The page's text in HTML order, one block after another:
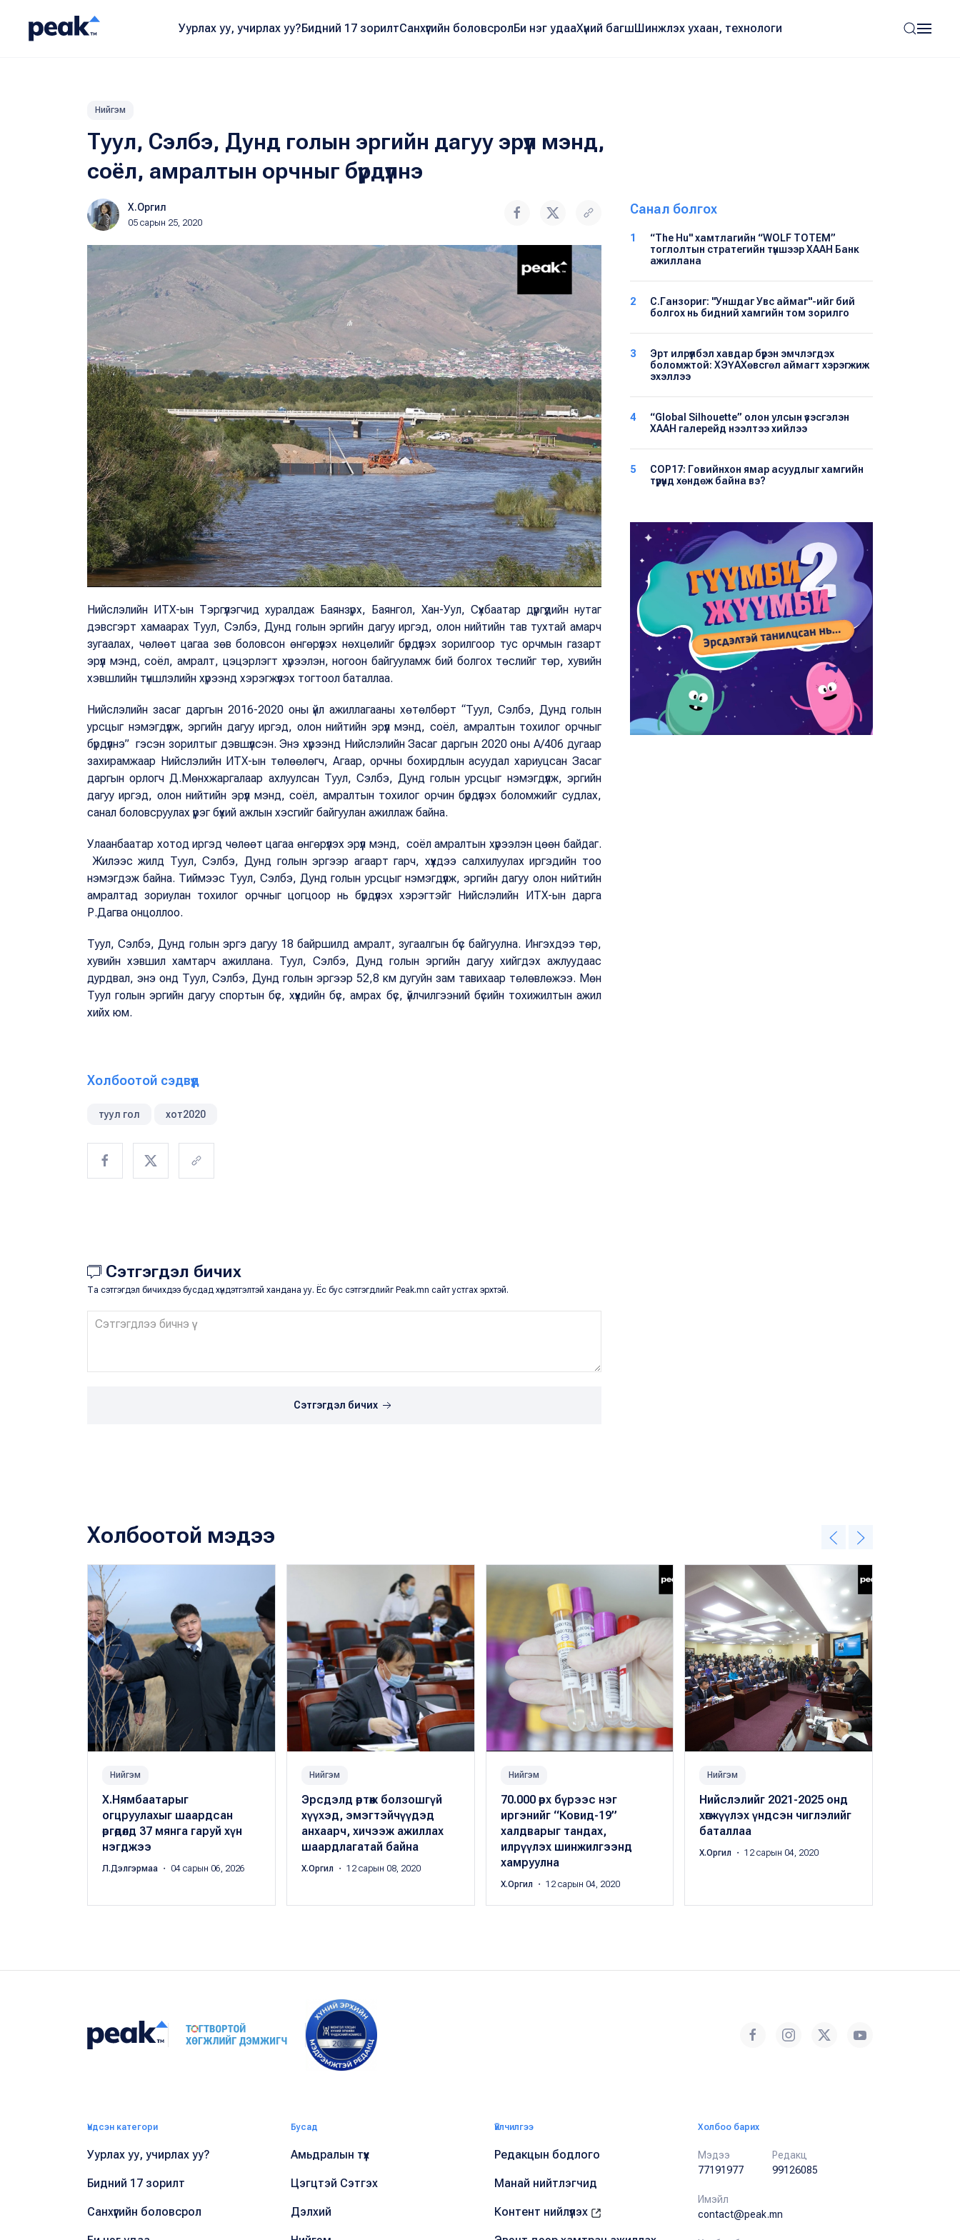
Уурлах уу, учирлах уу?Бидний 17 зорилтСанхүүгийн боловсролБи нэг удааХүний багшШинжлэх ухаан, технологи
Нийгэм
Туул, Сэлбэ, Дунд голын эргийн дагуу эрүүл мэнд,
соёл, амралтын орчныг бүрдүүлнэ
Х.Оргил
05 сарын 25, 2020
Нийслэлийн ИТХ-ын Тэргүүлэгчид хуралдаж Баянзүрх, Баянгол, Хан-Уул, Сүхбаатар дүүргүүдийн нутаг
дэвсгэрт хамаарах Туул, Сэлбэ, Дунд голын эргийн дагуу иргэд, олон нийтийн тав тухтай амарч
зугаалах, чөлөөт цагаа зөв боловсон өнгөрүүлэх нөхцөлийг бүрдүүлэх зорилгоор тус орчмын газарт
эрүүл мэнд, соёл, амралт, цэцэрлэгт хүрээлэн, ногоон байгууламж бий болгох төслийг төр, хувийн
хэвшлийн түншлэлийн хүрээнд хэрэгжүүлэх тогтоол баталлаа.
Нийслэлийн засаг даргын 2016-2020 оны үйл ажиллагааны хөтөлбөрт “Туул, Сэлбэ, Дунд голын
урсцыг нэмэгдүүлж, эргийн дагуу иргэд, олон нийтийн эрүүл мэнд, соёл, амралтын тохилог орчныг
бүрдүүлнэ” гэсэн зорилтыг дэвшүүлсэн. Энэ хүрээнд Нийслэлийн Засаг даргын 2020 оны А/406 дугаар
захирамжаар Нийслэлийн ИТХ-ын төлөөлөгч, Агаар, орчны бохирдлын асуудал хариуцсан Засаг
даргын орлогч Д.Мөнхжаргалаар ахлуулсан Туул, Сэлбэ, Дунд голын урсцыг нэмэгдүүлж, эргийн
дагуу иргэд, олон нийтийн эрүүл мэнд, соёл, амралтын тохилог орчин бүрдүүлэх боломжийг судлах,
санал боловсруулах үүрэг бүхий ажлын хэсгийг байгуулан ажиллаж байна.
Улаанбаатар хотод иргэд чөлөөт цагаа өнгөрүүлэх эрүүл мэнд, соёл амралтын хүрээлэн цөөн байдаг.
Жилээс жилд Туул, Сэлбэ, Дунд голын эргээр агаарт гарч, хүүхдээ салхилуулах иргэдийн тоо
нэмэгдэж байна. Тиймээс Туул, Сэлбэ, Дунд голын урсцыг нэмэгдүүлж, эргийн дагуу олон нийтийн
амралтад зориулан тохилог орчныг цогцоор нь бүрдүүлэх хэрэгтэйг Нийслэлийн ИТХ-ын дарга
Р.Дагва онцоллоо.
Туул, Сэлбэ, Дунд голын эргэ дагуу 18 байршилд амралт, зугаалгын бүс байгуулна. Ингэхдээ төр,
хувийн хэвшил хамтарч ажиллана. Туул, Сэлбэ, Дунд голын эргийн дагуу хийгдэх ажлуудаас
дурдвал, энэ онд Туул, Сэлбэ, Дунд голын эргээр 52,8 км дугуйн зам тавихаар төлөвлөжээ. Мөн
Туул голын эргийн дагуу спортын бүс, хүүхдийн бүс, амрах бүс, үйлчилгээний бүсийн тохижилтын ажил
хийх юм.
Холбоотой сэдвүүд
туул гол хот2020
Сэтгэгдэл бичих
Та сэтгэгдэл бичихдээ бусдад хүндэтгэлтэй хандана уу. Ёс бус сэтгэгдлийг Peak.mn сайт устгах эрхтэй.
Сэтгэгдэл бичих
Санал болгох
1
“The Hu" хамтлагийн “WOLF TOTEM”
тоглолтын стратегийн түншээр ХААН Банк
ажиллана
2
С.Ганзориг: "Уншдаг Увс аймаг"-ийг бий
болгох нь бидний хамгийн том зорилго
3
Эрт илрүүлбэл хавдар бүрэн эмчлэгдэх
боломжтой: ХЭҮА​Хөвсгөл аймагт хэрэгжиж
эхэллээ
4
“Global Silhouette” олон улсын үзэсгэлэн
ХААН галерейд нээлтээ хийлээ
5
COP17: Говийнхон ямар асуудлыг хамгийн
түрүүнд хөндөж байна вэ?
Холбоотой мэдээ
Нийгэм
Х.Нямбаатарыг
огцруулахыг шаардсан
өргөдөлд 37 мянга гаруй хүн
нэгджээ
Л.Дэлгэрмаа ・ 04 сарын 06, 2026
Нийгэм
Эрсдэлд өртөж болзошгүй
хүүхэд, эмэгтэйчүүдэд
анхаарч, хичээж ажиллах
шаардлагатай байна
Х.Оргил ・ 12 сарын 08, 2020
Нийгэм
70.000 өрх бүрээс нэг
иргэнийг “Ковид-19”
халдварыг тандах,
илрүүлэх шинжилгээнд
хамруулна
Х.Оргил ・ 12 сарын 04, 2020
Нийгэм
Нийслэлийг 2021-2025 онд
хөгжүүлэх үндсэн чиглэлийг
баталлаа
Х.Оргил ・ 12 сарын 04, 2020
Үндсэн категори
Уурлах уу, учирлах уу?
Бидний 17 зорилт
Санхүүгийн боловсрол
Бусад
Амьдралын түүх
Цэгцтэй Сэтгэх
Дэлхий
Үйлчилгээ
Редакцын бодлого
Манай нийтлэгчид
Контент нийлүүлэх
Холбоо барих
Мэдээ
77191977
Редакц
99126085
Имэйл
contact@peak.mn